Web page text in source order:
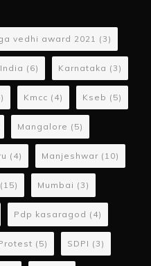
vedhi award 2021 (3)
India (6) Karnataka (3)
Kmcc (4) Kseb (5)
Mangalore (5)
(4) Manjeshwar (10)
(15) Mumbai (3)
Pdp kasaragod (4)
(5) SDPI (3)